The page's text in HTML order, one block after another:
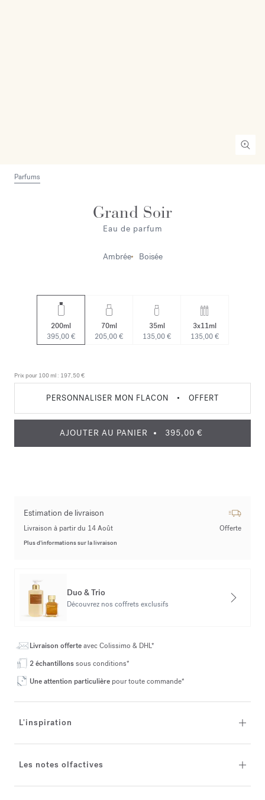
Parfums
Grand Soir
Eau de parfum
Ambrée Boisée
200ml
395,00 €
70ml
205,00 €
35ml
135,00 €
3x11ml
135,00 €
Prix pour 100 ml : 197,50 €
PERSONNALISER MON FLACON • OFFERT
AJOUTER AU PANIER 395,00 €
Estimation de livraison
Livraison à partir du 14 Août Offerte
Plus d’informations sur la livraison
Duo & Trio
Découvrez nos coffrets exclusifs
Livraison offerteavec Colissimo & DHL*
2 échantillonssous conditions*
Une attention particulière pour toute commande*
L'inspiration
Les notes olfactives